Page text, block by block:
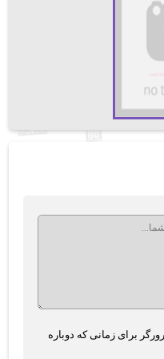
برای زمانی که دوباره